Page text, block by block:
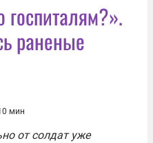
раненые
мин
от солдат уже